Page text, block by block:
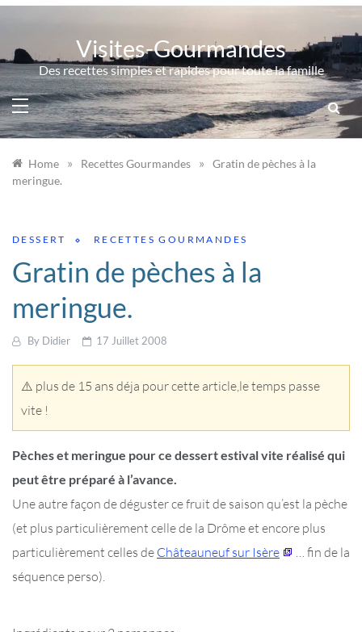
Skip
Visites-Gourmandes
Des recettes simples et rapides pour toute la famille
Home » Recettes Gourmandes »
Gratin de pèches à la
meringue.
DESSERT RECETTES GOURMANDES
Gratin de pèches à la
meringue.
By Didier 17 Juillet 2008
⚠️ plus de 15 ans déja pour cette article,le temps passe
vite !
Pèches et meringue pour ce dessert estival vite réalisé qui
peut être préparé à l’avance.
Une autre façon de déguster ce fruit de saison qu’est la pèche
(et plus particulièrement celle de la Drôme et encore plus
particulièrement celles de Châteauneuf sur Isère
… fin de la
séquence perso).